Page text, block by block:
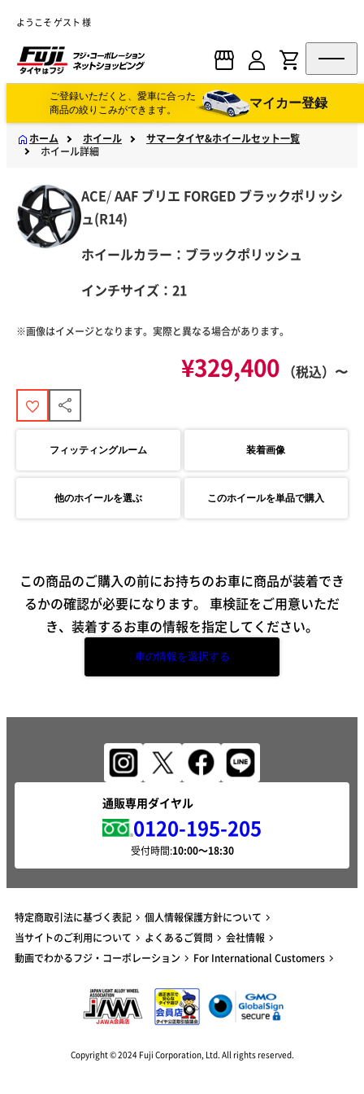
ようこそ ゲスト 様
ご登録いただくと、愛車に合った
商品の絞りこみができます。
マイカー登録
ホーム ホイール
サマータイヤ&ホイールセット一覧
ホイール詳細
ACE/AAF ブリエ FORGED ブラックポリッシ
ュ(R14)
ホイールカラー：ブラックポリッシュ
インチサイズ：21
※画像はイメージとなります。実際と異なる場合があります。
¥329,400 （税込）〜
フィッティングルーム 装着画像
他のホイールを選ぶ このホイールを単品で購入
この商品のご購入の前にお持ちのお車に商品が装着でき
るかの確認が必要になります。 車検証をご用意いただ
き、装着するお車の情報を指定してください。
車の情報を選択する
通販専用ダイヤル
0120-195-205
受付時間:
特定商取引法に基づく表記
個人情報保護方針について
当サイトのご利用について
よくあるご質問
会社情報
動画でわかるフジ・コーポレーション
For International Customers
Copyright © 2024 Fuji Corporation, Ltd. All rights reserved.